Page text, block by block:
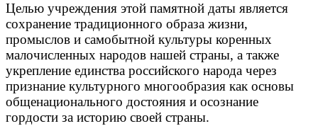
Целью учреждения этой памятной даты является
сохранение традиционного образа жизни,
промыслов и самобытной культуры коренных
малочисленных народов нашей страны, а также
укрепление единства российского народа через
признание культурного многообразия как основы
общенационального достояния и осознание
гордости за историю своей страны.